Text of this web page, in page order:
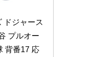
ドジャース
プルオー
背番17 応